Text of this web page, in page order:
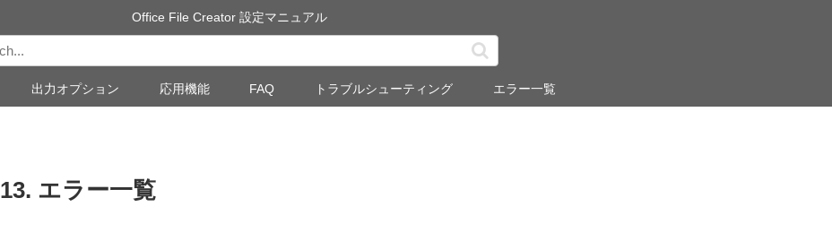
Office File Creator 設定マニュアル
出力オプション 応用機能 FAQ トラブルシューティング エラー一覧
13. エラー一覧